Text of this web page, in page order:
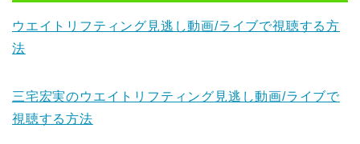
ウエイトリフティング見逃し動画/ライブで視聴する方
法
三宅宏実のウエイトリフティング見逃し動画/ライブで
視聴する方法